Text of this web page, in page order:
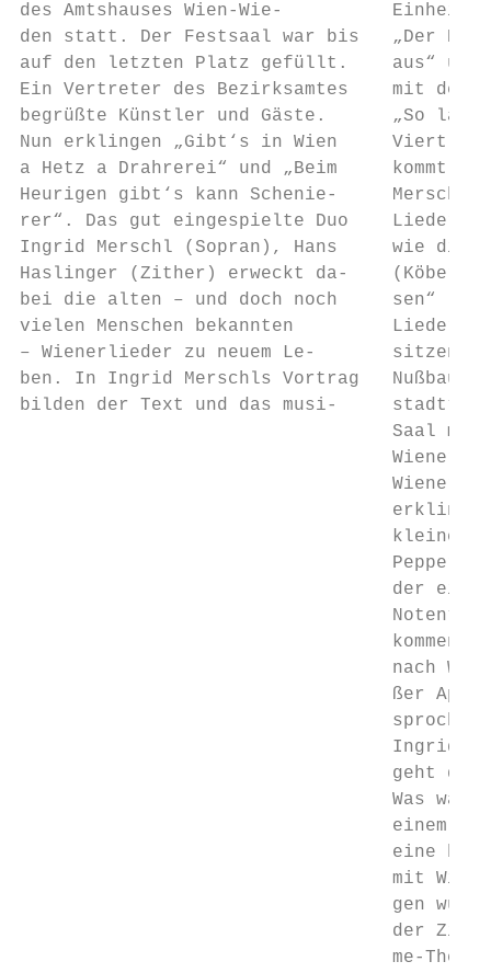
des Amtshauses Wien-Wie-          Einheit.
den statt. Der Festsaal war bis   „Der
auf den letzten Platz gefüllt.    aus“ und
Ein Vertreter des Bezirksamtes    mit der
begrüßte Künstler und Gäste.      „So
Nun erklingen „Gibt‘s in Wien     Viertl
a Hetz a Drahrerei“ und „Beim     kommt
Heurigen gibt‘s kann Schenie-     Merschl
rer“. Das gut eingespielte Duo    Liedern
Ingrid Merschl (Sopran), Hans     wie die
Haslinger (Zither) erweckt da-    (Köberl)
bei die alten – und doch noch     sen“
vielen Menschen bekannten         Lieder
– Wienerlieder zu neuem Le-       sitzen“
ben. In Ingrid Merschls Vortrag
bilden der Text und das musi-     stadt“
Saal
Wiener
kleines
Pepperl
der eine
Noten“
kommen
nach
ßer
Ingrid
geht der
Was wäre
einem
eine
mit Wien
gen
der
me-Theme